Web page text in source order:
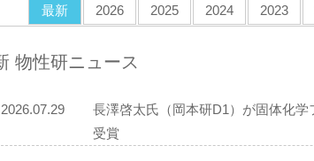
最新 2026 2025 2024 2023
物性研ニュース
2026.07.29
長澤啓太氏（岡本研D1）が固体化
受賞